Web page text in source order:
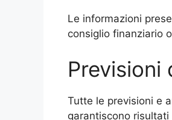
Le informazioni
consiglio finanziario
Previsioni
Tutte le previsioni e
garantiscono risultati